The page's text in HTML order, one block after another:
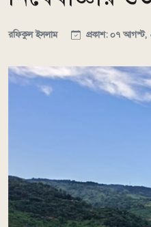
রফিকুল ইসলাম প্রকাশ: ০৭